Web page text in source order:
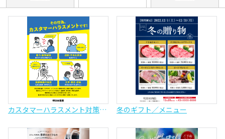
カスタマーハラスメント対策ポスター（お店用） 冬のギフト／メニュー